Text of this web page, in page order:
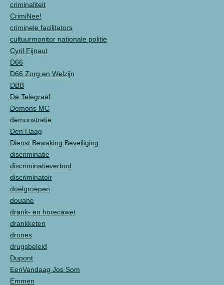
criminaliteit
CrimiNee!
criminele facilitators
cultuurmonitor nationale politie
Cyril Fijnaut
D66
D66 Zorg en Welzijn
DBB
De Telegraaf
Demons MC
demonstratie
Den Haag
Dienst Bewaking Beveiliging
discriminatie
discriminatieverbod
discriminatoir
doelgroepen
douane
drank- en horecawet
drankketen
drones
drugsbeleid
Dupont
EenVandaag Jos Som
Emmen